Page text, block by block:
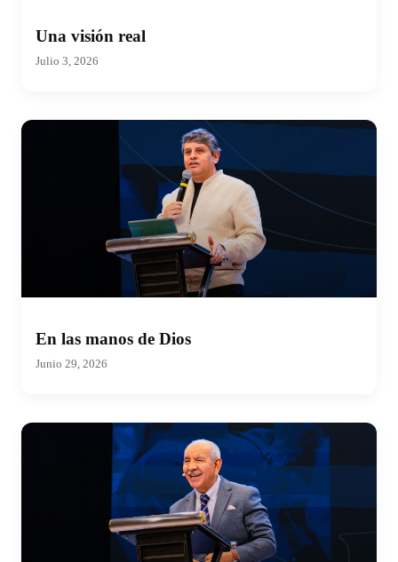
Una visión real
Julio 3, 2026
En las manos de Dios
Junio 29, 2026